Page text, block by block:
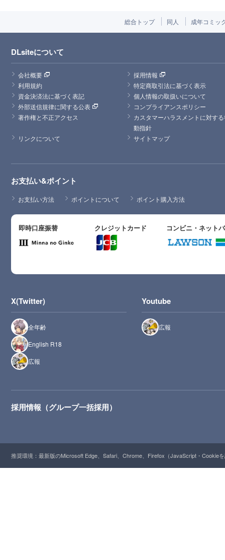
総合トップ 同人 成年コミッ
DLsiteについて
会社概要
採用情報
利用規約
特定商取引法に基づく表示
資金決済法に基づく表記
個人情報の取扱いについて
外部送信規律に関する公表
コンプライアンスポリシー
著作権と不正アクセス
カスタマーハラスメントに対す
動指針
リンクについて
サイトマップ
お支払い&ポイント
お支払い方法 ポイントについて ポイント購入方法
即時口座振替 クレジットカード コンビニ・ネット
X(Twitter)
全年齢
English R18
広報
Youtube
広報
採用情報（グループ一括採用）
推奨環境：最新版のMicrosoft Edge、Safari、Chrome、Firefox（JavaScript・Cookie